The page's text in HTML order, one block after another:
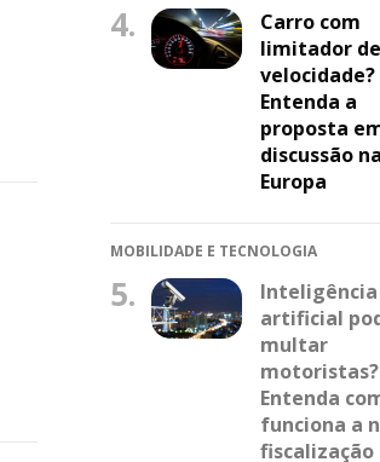
4.
Carro com
limitador de
velocidade?
Entenda a
proposta
discussão na
Europa
MOBILIDADE E TECNOLOGIA
5.
Inteligência
artificial
multar
motoristas?
Entenda
funciona a
fiscalização